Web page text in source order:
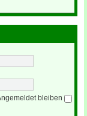
bleiben